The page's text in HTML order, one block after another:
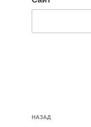
Навигация
Предыдущая
НАЗАД